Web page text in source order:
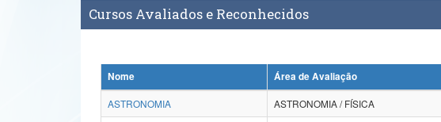
Cursos Avaliados e Reconhecidos
Nome
Área de Avaliação
ASTRONOMIA
ASTRONOMIA / FÍSICA